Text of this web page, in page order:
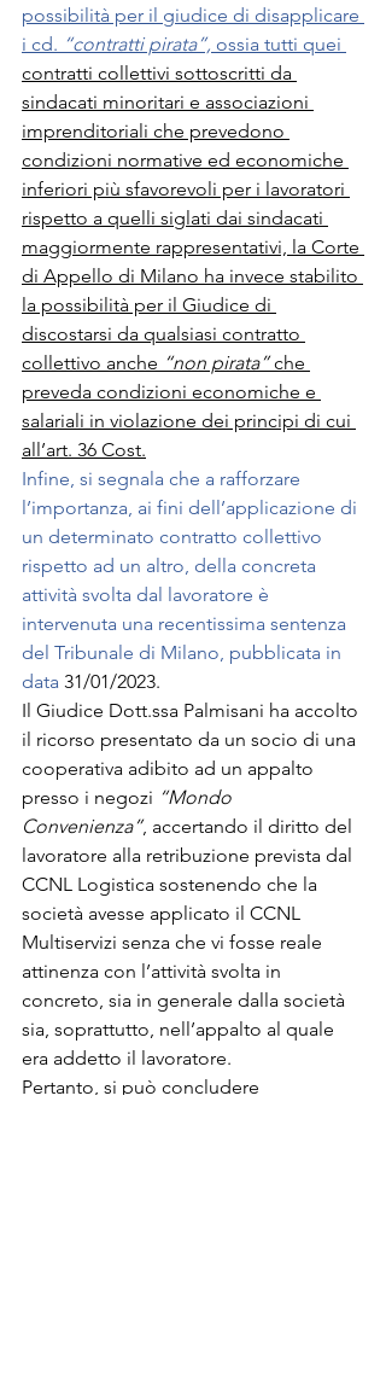
possibilità per il giudice di disapplicare
i cd. “contratti pirata”, ossia tutti quei
contratti collettivi sottoscritti da
sindacati minoritari e associazioni
imprenditoriali che prevedono
condizioni normative ed economiche
inferiori più sfavorevoli per i lavoratori
rispetto a quelli siglati dai sindacati
maggiormente rappresentativi, la Corte
di Appello di Milano ha invece stabilito
la possibilità per il Giudice di
discostarsi da qualsiasi contratto
collettivo anche “non pirata” che
preveda condizioni economiche e
salariali in violazione dei principi di cui
all’art. 36 Cost.
Infine, si segnala che a rafforzare
l’importanza, ai fini dell’applicazione di
un determinato contratto collettivo
rispetto ad un altro, della concreta
attività svolta dal lavoratore è
intervenuta una recentissima sentenza
del Tribunale di Milano, pubblicata in
data 31/01/2023.
Il Giudice Dott.ssa Palmisani ha accolto
il ricorso presentato da un socio di una
cooperativa adibito ad un appalto
presso i negozi “Mondo
Convenienza”, accertando il diritto del
lavoratore alla retribuzione prevista dal
CCNL Logistica sostenendo che la
società avesse applicato il CCNL
Multiservizi senza che vi fosse reale
attinenza con l’attività svolta in
concreto, sia in generale dalla società
sia, soprattutto, nell’appalto al quale
era addetto il lavoratore.
Pertanto, si può concludere